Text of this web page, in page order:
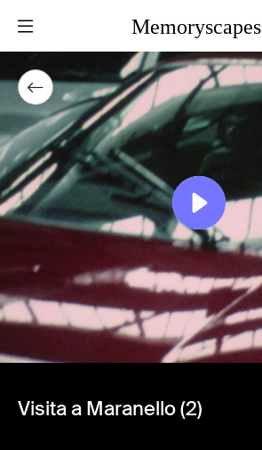
Memoryscapes
Visita a Maranello (2)